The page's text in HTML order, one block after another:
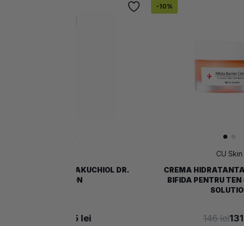
CREMA CU PDRN SI BAKUCHIOL DR.
SOLUTION
185 lei
-10%
CU Skin
CREMA
BIFIDA PENTRU TEN
146 lei